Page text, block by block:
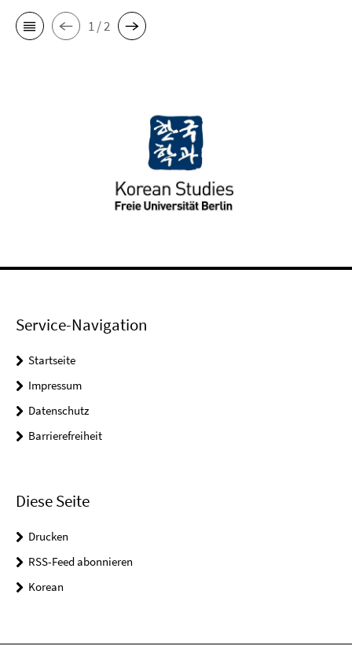
1 / 2
Service-Navigation
Startseite
Impressum
Datenschutz
Barrierefreiheit
Diese Seite
Drucken
RSS-Feed abonnieren
Korean